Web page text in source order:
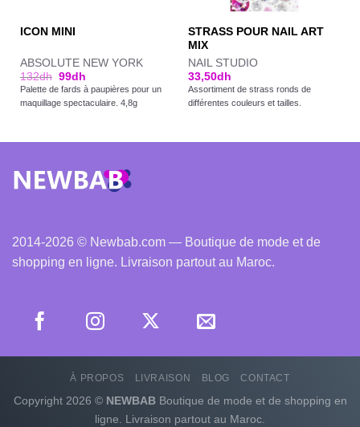
ICON MINI
ABSOLUTE NEW YORK
132dh 99dh
Palette de fards à paupières pour un
maquillage spectaculaire. 4,8g
STRASS POUR NAIL ART
MIX
NAIL STUDIO
33,50dh
Assortiment de strass ronds de
différentes couleurs et tailles.
2014-2026 © Newbab.com — Boutique de mode et de
shopping en ligne. Livraison partout au Maroc.
À PROPOS LIVRAISON BLOG CONTACT
Copyright 2026 © NEWBABBoutique de mode et de shopping en
ligne. Livraison partout au Maroc.